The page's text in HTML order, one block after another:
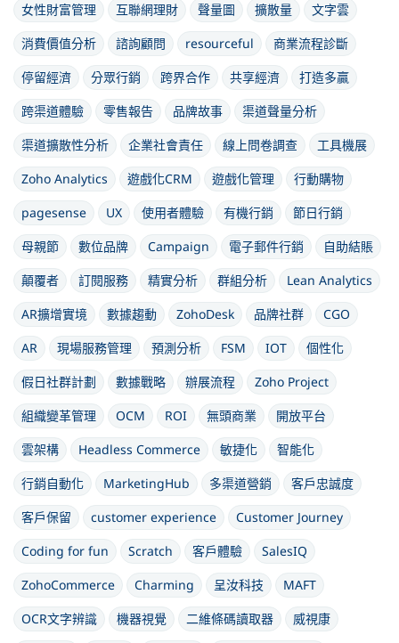
女性財富管理
互聯網理財 聲量圖 擴散量
文字雲
消費價值分析
諮詢顧問 resourceful
商業流程診斷
停留經濟
分眾行銷 跨界合作 共享經濟
打造多贏
跨渠道體驗
零售報告 品牌故事
渠道聲量分析
渠道擴散性分析
企業社會責任 線上問卷調查
工具機展
Zoho Analytics
遊戲化CRM 遊戲化管理
行動購物
pagesense
UX 使用者體驗 有機行銷
節日行銷
母親節
數位品牌 Campaign 電子郵件行銷
自助結賬
顛覆者
訂閱服務 精實分析 群組分析
Lean Analytics
AR擴增實境
數據趨動 ZohoDesk 品牌社群
CGO
AR
現場服務管理 預測分析 FSM IOT
個性化
假日社群計劃
數據戰略 辦展流程
Zoho Project
組織變革管理
OCM ROI 無頭商業
開放平台
雲架構
Headless Commerce 敏捷化
智能化
行銷自動化
MarketingHub 多渠道營銷
客戶忠誠度
客戶保留
customer experience
Customer Journey
Coding for fun
Scratch 客戶體驗
SalesIQ
ZohoCommerce
Charming 呈汝科技
MAFT
OCR文字辨識
機器視覺 二維條碼讀取器
威視康